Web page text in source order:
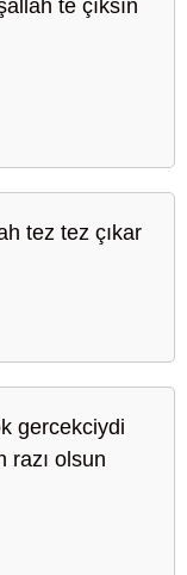
te çıksın
tez tez çıkar
gercekciydi
razı olsun